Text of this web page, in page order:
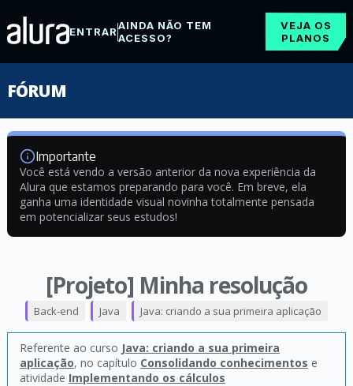
ENTRARAINDA NÃO TEM
ACESSO?
VEJA OS
PLANOS
FÓRUM
Importante
Você está vendo a versão anterior da nova experiência da
Alura que estamos preparando para você. Em breve, ela
ganha uma identidade visual novinha totalmente pensada
em potencializar seus estudos!
[Projeto] Minha resolução
Back-end Java Java: criando a sua primeira aplicação
Referente ao curso Java: criando a sua primeira
aplicação, no capítulo Consolidando conhecimentos e
atividade Implementando os cálculos